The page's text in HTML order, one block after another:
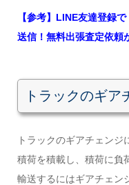
【参考】LINE友達登録
送信！無料出張査定依頼
トラックのギア
トラックのギアチェン
積荷を積載し、積荷に負
輸送するにはギアチェン